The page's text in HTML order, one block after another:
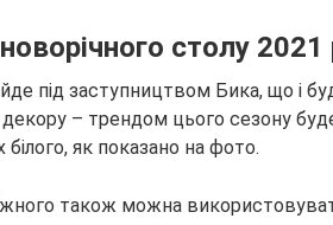
столу 2021
під заступництвом Бика, що і
декору – трендом цього сезону
білого, як показано на фото.
також можна